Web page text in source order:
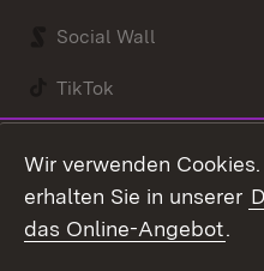
Social Wall
TikTok
Kontakt
Wir verwenden
erhalten Sie in unserer
das Online-Angebot.